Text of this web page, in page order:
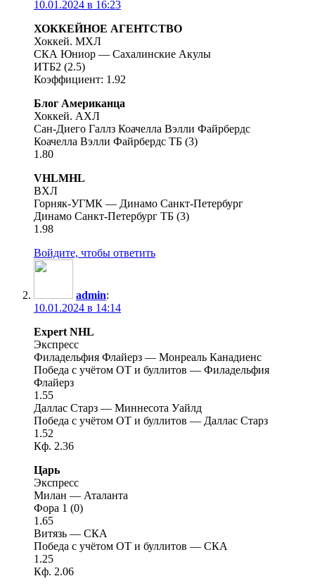
10.01.2024 в 16:23
ХОККЕЙНОЕ АГЕНТСТВО
Хоккей. МХЛ
СКА Юниор — Сахалинские Акулы
ИТБ2 (2.5)
Коэффициент: 1.92
Блог Американца
Хоккей. АХЛ
Сан-Диего Галлз Коачелла Вэлли Файрбердс
Коачелла Вэлли Файрбердс ТБ (3)
1.80
VHLMHL
ВХЛ
Горняк-УГМК — Динамо Санкт-Петербург
Динамо Санкт-Петербург ТБ (3)
1.98
Войдите, чтобы ответить
admin:
10.01.2024 в 14:14
Expert NHL
Экспресс
Филадельфия Флайерз — Монреаль Канадиенс
Победа с учётом ОТ и буллитов — Филадельфия
Флайерз
1.55
Даллас Старз — Миннесота Уайлд
Победа с учётом ОТ и буллитов — Даллас Старз
1.52
Кф. 2.36
Царь
Экспресс
Милан — Аталанта
Фора 1 (0)
1.65
Витязь — СКА
Победа с учётом ОТ и буллитов — СКА
1.25
Кф. 2.06